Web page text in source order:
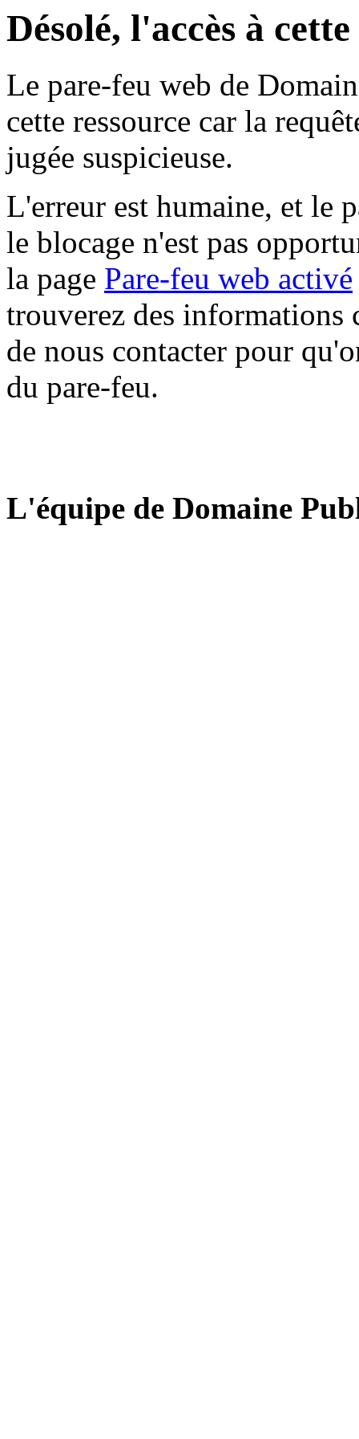
Désolé, l'accès à
Le pare-feu web de
cette ressource car la
jugée suspicieuse.
L'erreur est humaine, et le
le blocage n'est pas
la page Pare-feu web activé
trouverez des informations
de nous contacter pour
du pare-feu.
L'équipe de Domaine